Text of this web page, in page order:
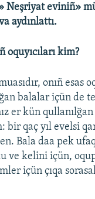
Neşriyat eviniñ»
aydınlattı.
oquyıcıları kim?
onıñ esas
balalar içün de
er kün
qaç yıl evelsi
Bala daa pek
ve kelini içün,
içün çıqa